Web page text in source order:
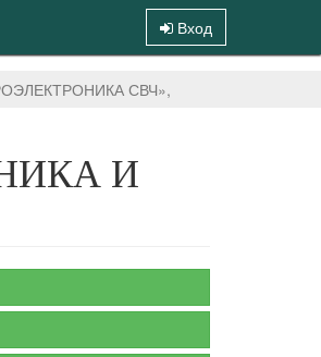
Вход
СВЧ»,
И